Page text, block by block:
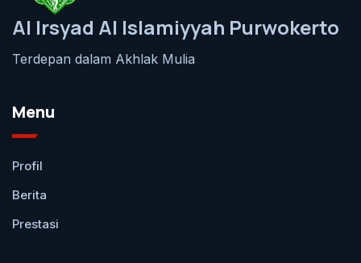
Al Irsyad Al Islamiyyah Purwokerto
Terdepan dalam Akhlak Mulia
Menu
Profil
Berita
Prestasi